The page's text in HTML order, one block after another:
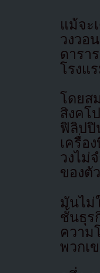
แม้จะ
วงวอ
ดารา
โรงแ
โดยส
สิงค
ฟิลิปปิ
เครื่อ
วงไม่
ของตั
มันไม่
ชั้นธุร
ความ
พวกเ